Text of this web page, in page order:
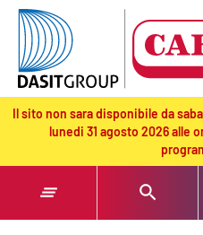
text.skipToContent
text.skipToNavigation
Il sito non sara disponibile da
lunedi 31 agosto 2026 alle